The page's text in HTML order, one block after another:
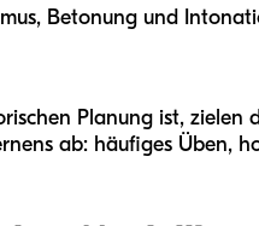
Betonung und
Planung ist, zielen
ab: häufiges Üben,